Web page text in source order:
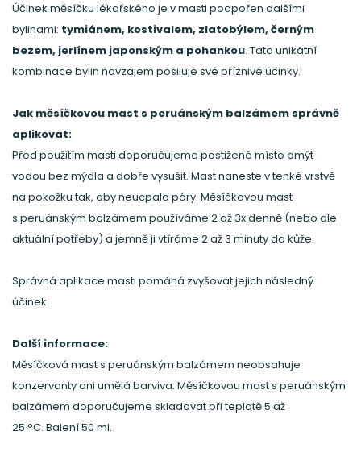
Účinek měsíčku lékařského je v masti podpořen dalšími
bylinami: tymiánem, kostivalem, zlatobýlem, černým
bezem, jerlínem japonským a pohankou. Tato unikátní
kombinace bylin navzájem posiluje své příznivé účinky.
Jak měsíčkovou mast s peruánským balzámem správně
aplikovat:
Před použitím masti doporučujeme postižené místo omýt
vodou bez mýdla a dobře vysušit. Mast naneste v tenké vrstvě
na pokožku tak, aby neucpala póry. Měsíčkovou mast
s peruánským balzámem používáme 2 až 3x denně (nebo dle
aktuální potřeby) a jemně ji vtíráme 2 až 3 minuty do kůže.
Správná aplikace masti pomáhá zvyšovat jejich následný
účinek.
Další informace:
Měsíčková mast s peruánským balzámem neobsahuje
konzervanty ani umělá barviva. Měsíčkovou mast s peruánským
balzámem doporučujeme skladovat při teplotě 5 až
25 °C. Balení 50 ml.